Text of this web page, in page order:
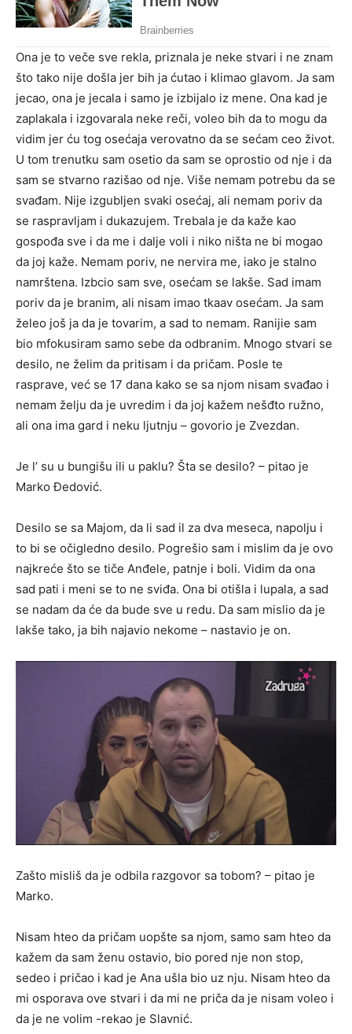
Ona je to veče sve rekla, priznala je neke stvari i ne znam
što tako nije došla jer bih ja ćutao i klimao glavom. Ja sam
jecao, ona je jecala i samo je izbijalo iz mene. Ona kad je
zaplakala i izgovarala neke reči, voleo bih da to mogu da
vidim jer ću tog osećaja verovatno da se sećam ceo život.
U tom trenutku sam osetio da sam se oprostio od nje i da
sam se stvarno razišao od nje. Više nemam potrebu da se
svađam. Nije izgubljen svaki osećaj, ali nemam poriv da
se raspravljam i dukazujem. Trebala je da kaže kao
gospođa sve i da me i dalje voli i niko ništa ne bi mogao
da joj kaže. Nemam poriv, ne nervira me, iako je stalno
namrštena. Izbcio sam sve, osećam se lakše. Sad imam
poriv da je branim, ali nisam imao tkaav osećam. Ja sam
želeo još ja da je tovarim, a sad to nemam. Ranijie sam
bio mfokusiram samo sebe da odbranim. Mnogo stvari se
desilo, ne želim da pritisam i da pričam. Posle te
rasprave, već se 17 dana kako se sa njom nisam svađao i
nemam želju da je uvredim i da joj kažem nešđto ružno,
ali ona ima gard i neku ljutnju – govorio je Zvezdan.
Je l’ su u bungišu ili u paklu? Šta se desilo? – pitao je
Marko Đedović.
Desilo se sa Majom, da li sad il za dva meseca, napolju i
to bi se očigledno desilo. Pogrešio sam i mislim da je ovo
najkreće što se tiče Anđele, patnje i boli. Vidim da ona
sad pati i meni se to ne sviđa. Ona bi otišla i lupala, a sad
se nadam da će da bude sve u redu. Da sam mislio da je
lakše tako, ja bih najavio nekome – nastavio je on.
Zašto misliš da je odbila razgovor sa tobom? – pitao je
Marko.
Nisam hteo da pričam uopšte sa njom, samo sam hteo da
kažem da sam ženu ostavio, bio pored nje non stop,
sedeo i pričao i kad je Ana ušla bio uz nju. Nisam hteo da
mi osporava ove stvari i da mi ne priča da je nisam voleo i
da je ne volim -rekao je Slavnić.